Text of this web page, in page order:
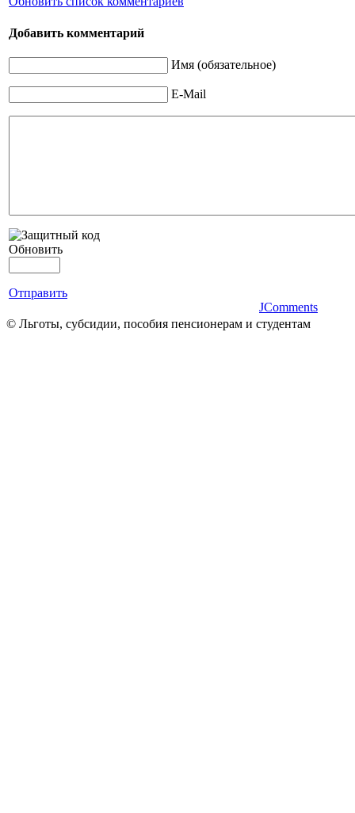
Добавить комментарий
Имя (обязательное)
E-Mail
Обновить
Отправить
JComments
© Льготы, субсидии, пособия пенсионерам и студентам